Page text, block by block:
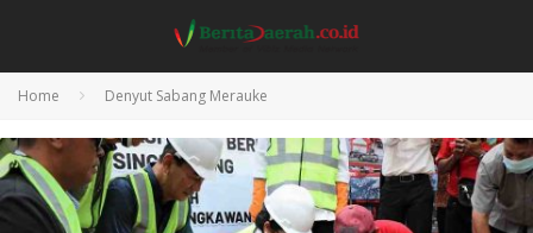
Home Denyut Sabang Merauke